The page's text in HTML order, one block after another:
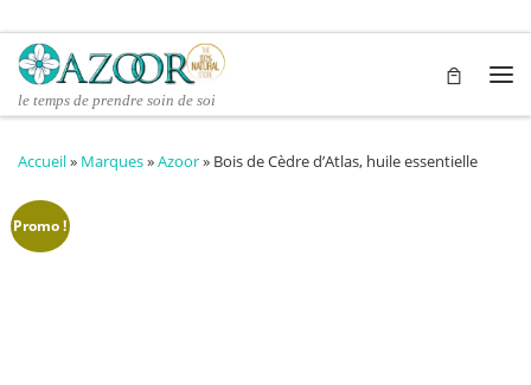
Passer au contenu
le temps de prendre soin de soi
Accueil» Marques»Azoor» Bois de Cèdre d’Atlas, huile essentielle
Promo !